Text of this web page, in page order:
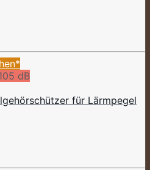
dB
für Lärmpegel